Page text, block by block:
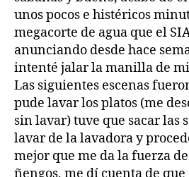
unos pocos e histéricos
megacorte de agua que el
anunciando desde hace
intenté jalar la manilla de
Las siguientes escenas
pude lavar los platos (me
sin lavar) tuve que sacar las
lavar de la lavadora y
mejor que me da la fuerza